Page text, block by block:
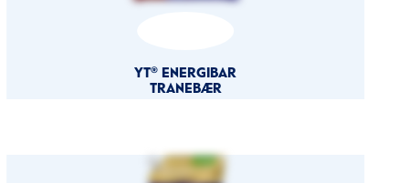
YT® ENERGIBAR
TRANEBÆR